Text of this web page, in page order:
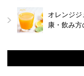
オレンジ
康・飲み方